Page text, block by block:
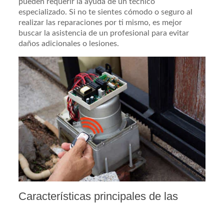
especializado. Si no te sientes cómodo o seguro al
realizar las reparaciones por ti mismo, es mejor
buscar la asistencia de un profesional para evitar
daños adicionales o lesiones.
Características principales de las